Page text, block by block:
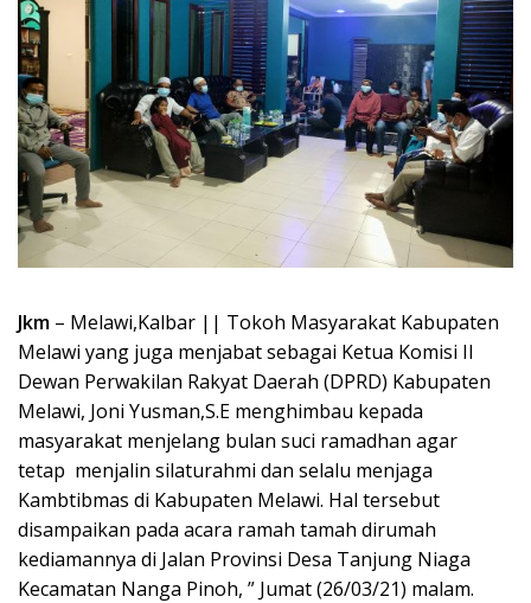
Jkm – Melawi,Kalbar || Tokoh Masyarakat Kabupaten
Melawi yang juga menjabat sebagai Ketua Komisi II
Dewan Perwakilan Rakyat Daerah (DPRD) Kabupaten
Melawi, Joni Yusman,S.E menghimbau kepada
masyarakat menjelang bulan suci ramadhan agar
tetap menjalin silaturahmi dan selalu menjaga
Kambtibmas di Kabupaten Melawi. Hal tersebut
disampaikan pada acara ramah tamah dirumah
kediamannya di Jalan Provinsi Desa Tanjung Niaga
Kecamatan Nanga Pinoh, ” Jumat (26/03/21) malam.